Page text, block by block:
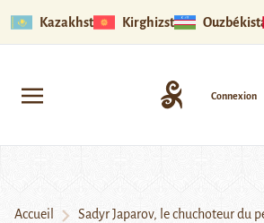
Kazakhstan Kirghizstan
Connexion
Accueil Sadyr Japarov, le chuchoteur du